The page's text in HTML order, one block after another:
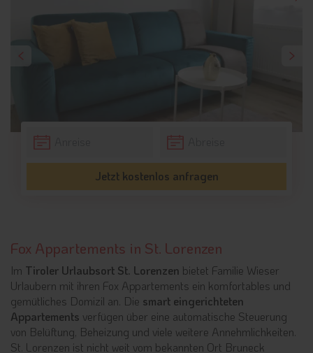
Jetzt kostenlos anfragen
Fox Appartements in St. Lorenzen
Im Tiroler Urlaubsort St. Lorenzen bietet Familie Wieser
Urlaubern mit ihren Fox Appartements ein komfortables und
gemütliches Domizil an. Die smart eingerichteten
Appartements verfügen über eine automatische Steuerung
von Belüftung, Beheizung und viele weitere Annehmlichkeiten.
St. Lorenzen ist nicht weit vom bekannten Ort Bruneck